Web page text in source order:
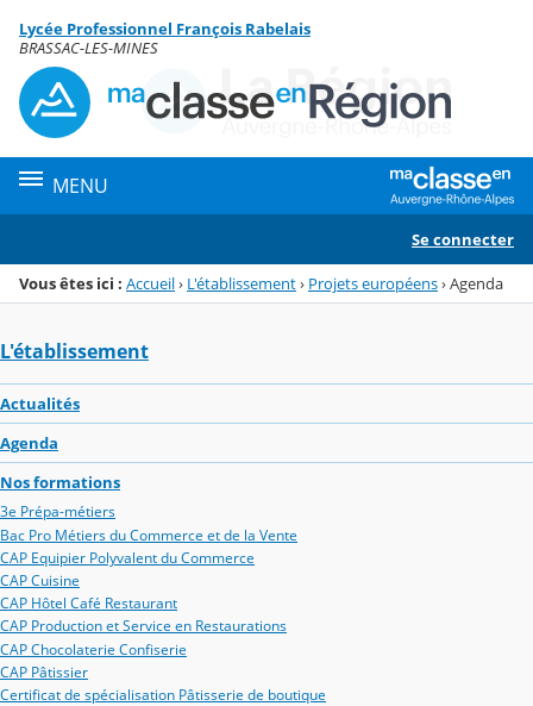
Menu de la rubrique
Contenu
Lycée Professionnel François Rabelais
BRASSAC-LES-MINES
MENU
Se connecter
Vous êtes ici : Accueil› L'établissement› Projets européens›Agenda
L'établissement
Actualités
Agenda
Nos formations
3e Prépa-métiers
Bac Pro Métiers du Commerce et de la Vente
CAP Equipier Polyvalent du Commerce
CAP Cuisine
CAP Hôtel Café Restaurant
CAP Production et Service en Restaurations
CAP Chocolaterie Confiserie
CAP Pâtissier
Certificat de spécialisation Pâtisserie de boutique